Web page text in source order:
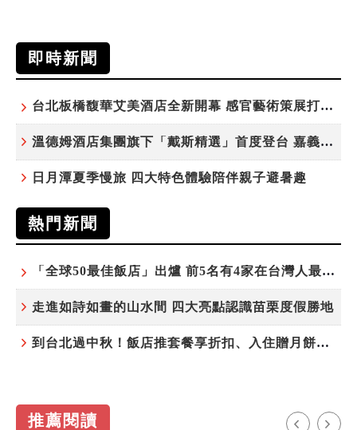
即時新聞
台北板橋馥華艾美酒店全新開幕 感官藝術策展打造旅居新風格
溫德姆酒店集團旗下「戴斯精選」首度登台 嘉義首店揭新幕
日月潭夏季慢旅 四大特色體驗陪伴親子避暑趣
熱門新聞
「全球50最佳飯店」出爐 前5名有4家在台灣人最常去的城市！
走進如詩如畫的山水間 四大亮點認識苗栗度假勝地
到台北過中秋！飯店推套餐享折扣、入住贈月餅禮盒
推薦閱讀